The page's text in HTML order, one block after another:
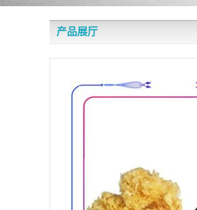
产品展厅